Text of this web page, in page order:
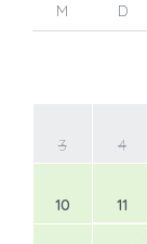
M D
3 4
10 11